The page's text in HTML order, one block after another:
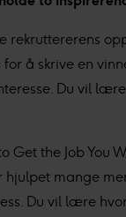
rekruttererens
å skrive en
Du vil
Get the Job You
mange
Du vil lære